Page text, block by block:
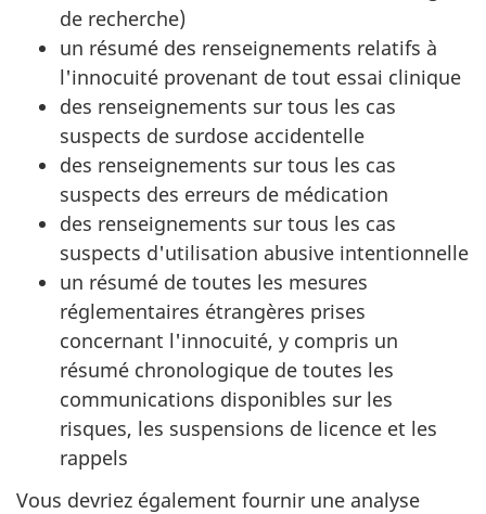
de recherche)
un résumé des renseignements relatifs à
l'innocuité provenant de tout essai clinique
des renseignements sur tous les cas
suspects de surdose accidentelle
des renseignements sur tous les cas
suspects des erreurs de médication
des renseignements sur tous les cas
suspects d'utilisation abusive intentionnelle
un résumé de toutes les mesures
réglementaires étrangères prises
concernant l'innocuité, y compris un
résumé chronologique de toutes les
communications disponibles sur les
risques, les suspensions de licence et les
rappels
Vous devriez également fournir une analyse